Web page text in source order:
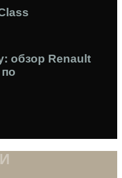
обзор Renault